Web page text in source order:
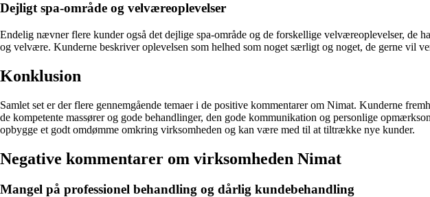
Dejligt spa-område og velværeoplevelser
Endelig nævner flere kunder også det dejlige spa-område og de forskellige velværeoplevelser, de
og velvære. Kunderne beskriver oplevelsen som helhed som noget særligt og noget, de gerne vil
Konklusion
Samlet set er der flere gennemgående temaer i de positive kommentarer om Nimat. Kunderne
de kompetente massører og gode behandlinger, den gode kommunikation og personlige
opbygge et godt omdømme omkring virksomheden og kan være med til at tiltrække nye kunder.
Negative kommentarer om virksomheden Nimat
Mangel på professionel behandling og dårlig kundebehandling